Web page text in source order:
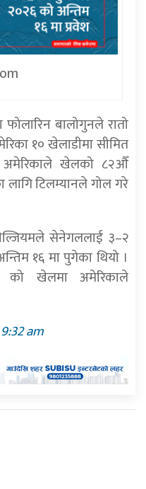
बालोगुनले रातो
१० खेलाडीमा सीमित
अमेरिकाले खेलको ८२औँ
लागि टिलम्यानले गोल गरे
सेनेगललाई ३–२
१६ मा पुगेका थियो ।
को खेलमा अमेरिकाले
am